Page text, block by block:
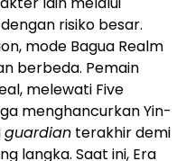
risiko besar.
mode Bagua Realm
berbeda. Pemain
melewati Five
menghancurkan Yin-
guardian terakhir demi
langka. Saat ini, Era